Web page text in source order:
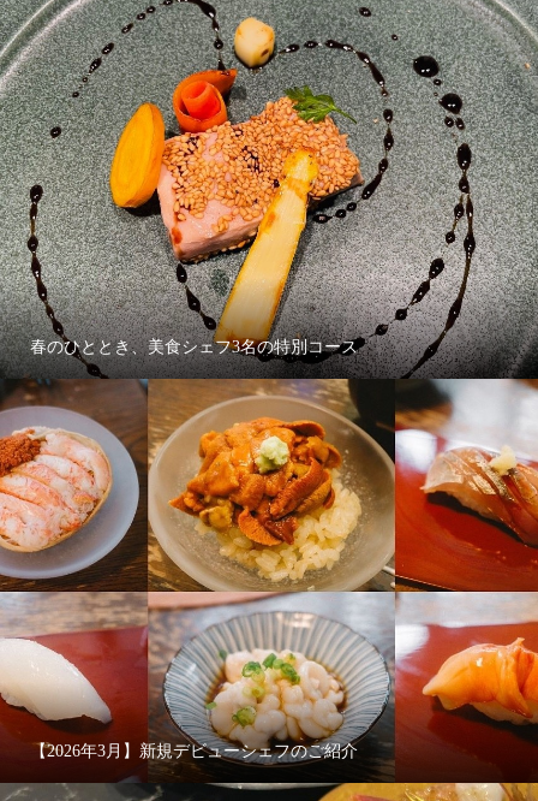
春のひととき、美食シェフ3名の特別コース
【2026年3月】新規デビューシェフのご紹介